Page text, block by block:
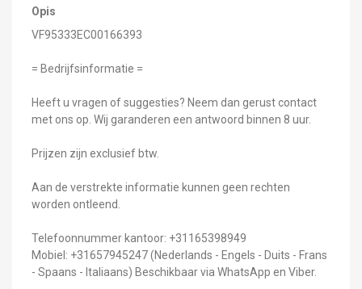
Opis
VF95333EC00166393
= Bedrijfsinformatie =
Heeft u vragen of suggesties? Neem dan gerust contact
met ons op. Wij garanderen een antwoord binnen 8 uur.
Prijzen zijn exclusief btw.
Aan de verstrekte informatie kunnen geen rechten
worden ontleend.
Telefoonnummer kantoor: +31165398949
Mobiel: +31657945247 (Nederlands - Engels - Duits - Frans
- Spaans - Italiaans) Beschikbaar via WhatsApp en Viber.